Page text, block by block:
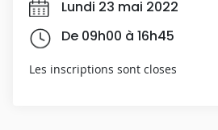
Lundi 23 mai 2022
De 09h00 à 16h45
Les inscriptions sont closes